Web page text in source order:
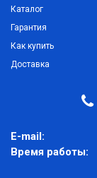
Каталог
Гарантия
Как купить
Доставка
E-mail:
Время работы: